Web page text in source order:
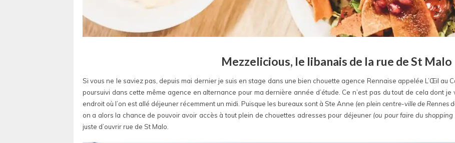
Mezzelicious, le libanais de la rue de St Malo
Si vous ne le saviez pas, depuis mai dernier je suis en stage dans une bien chouette agence Rennaise appelée L’Œil au
poursuivi dans cette même agence en alternance pour ma dernière année d’étude. Ce n’est pas du tout de cela dont je
endroit où l’on est allé déjeuner récemment un midi. Puisque les bureaux sont à Ste Anne (en plein centre-ville de Rennes
on a alors la chance de pouvoir avoir accès à tout plein de chouettes adresses pour déjeuner (ou pour faire du shopping
juste d’ouvrir rue de St Malo.